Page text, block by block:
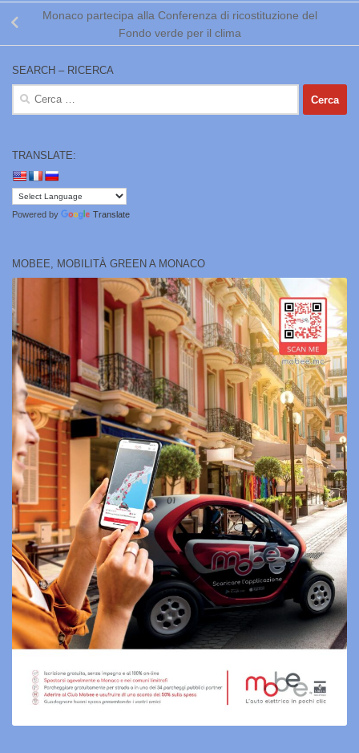
Monaco partecipa alla Conferenza di ricostituzione del
Fondo verde per il clima
SEARCH – RICERCA
Ricerca
per:
TRANSLATE:
Powered by Translate
MOBEE, MOBILITÀ GREEN A MONACO